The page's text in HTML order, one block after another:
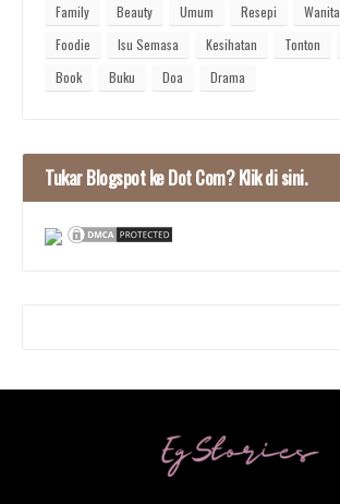
Family
Beauty Umum Resepi Wanita
Foodie
Isu Semasa Kesihatan Tonton
Book
Buku Doa Drama
Tukar Blogspot ke Dot Com? Klik di sini.